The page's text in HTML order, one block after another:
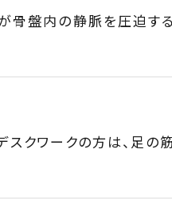
骨盤内の静脈を圧迫す
スクワークの方は、足の